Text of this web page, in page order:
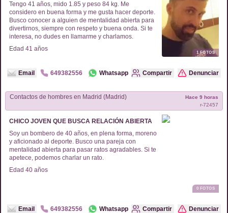
Tengo 41 años, mido 1.85 y peso 84 kg. Me
considero en buena forma y me gusta hacer deporte.
Busco conocer a alguien de mentalidad abierta para
divertirnos, siempre con respeto y buena onda. Si te
interesa, no dudes en llamarme y charlamos.
Edad 41 años
1FOTOS
Email 649382556 Whatsapp Compartir Denunciar
Contactos de hombres en Madrid (Madrid)
r-72457
Hace 9 horas
CHICO JOVEN QUE BUSCA RELACIÓN ABIERTA
Soy un bombero de 40 años, en plena forma, moreno
y aficionado al deporte. Busco una pareja con
mentalidad abierta para pasar ratos agradables. Si te
apetece, podemos charlar un rato.
Edad 40 años
0 FOTOS
Email 649382556 Whatsapp Compartir Denunciar